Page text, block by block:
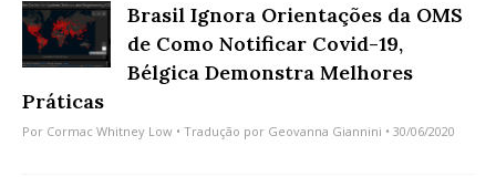
Brasil Ignora Orientações da OMS
de Como Notificar Covid-19,
Bélgica Demonstra Melhores
Práticas
Por Cormac Whitney Low • Tradução por Geovanna Giannini • 30/06/2020